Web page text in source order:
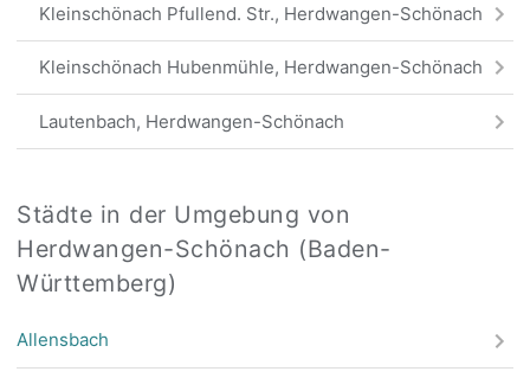
Kleinschönach Pfullend. Str., Herdwangen-Schönach
Kleinschönach Hubenmühle, Herdwangen-Schönach
Lautenbach, Herdwangen-Schönach
Aftholderberg KiGarten, Herdwangen-Schönach
Stockfeld, Herdwangen-Schönach
Aftholderberg Frieden, Herdwangen-Schönach
Städte in der Umgebung von
Herdwangen-Schönach (Baden-
Württemberg)
Allensbach